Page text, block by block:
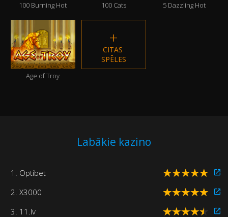
100 Burning Hot 100 Cats 5 Dazzling Hot
Age of Troy
CITAS
SPĒLES
Labākie kazino
1. Optibet
2. X3000
3. 11.lv